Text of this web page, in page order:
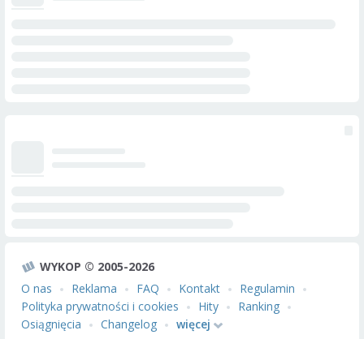
WYKOP © 2005-2026
O nas
Reklama FAQ Kontakt
Regulamin
Polityka prywatności i cookies
Hity
Ranking
Osiągnięcia
Changelog więcej